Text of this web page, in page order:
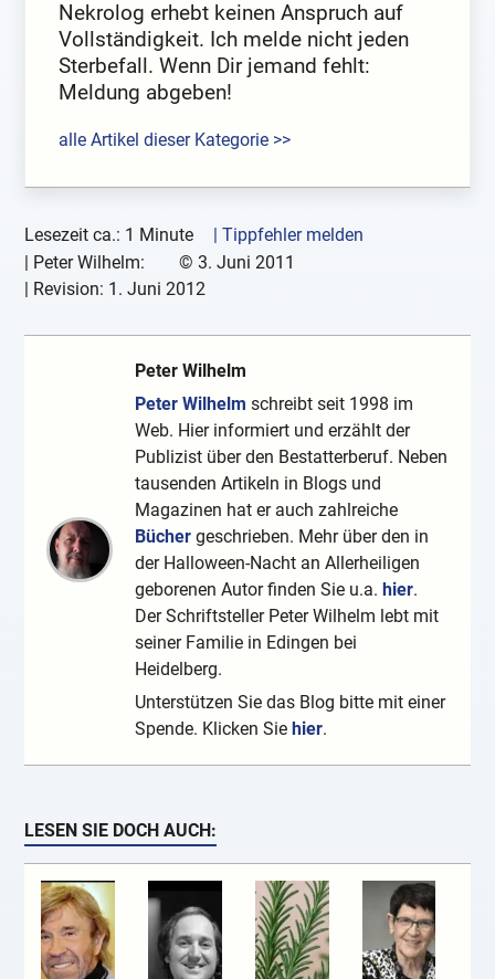
Nekrolog erhebt keinen Anspruch auf
Vollständigkeit. Ich melde nicht jeden
Sterbefall. Wenn Dir jemand fehlt:
Meldung abgeben!
alle Artikel dieser Kategorie >>
Lesezeit ca.: 1 Minute
| Tippfehler melden
Peter Wilhelm: © 3. Juni 2011
| Revision: 1. Juni 2012
Peter Wilhelm
Peter Wilhelm schreibt seit 1998 im
Web. Hier informiert und erzählt der
Publizist über den Bestatterberuf. Neben
tausenden Artikeln in Blogs und
Magazinen hat er auch zahlreiche
Bücher geschrieben. Mehr über den in
der Halloween-Nacht an Allerheiligen
geborenen Autor finden Sie u.a. hier.
Der Schriftsteller Peter Wilhelm lebt mit
seiner Familie in Edingen bei
Heidelberg.
Unterstützen Sie das Blog bitte mit einer
Spende. Klicken Sie hier.
LESEN SIE DOCH AUCH: